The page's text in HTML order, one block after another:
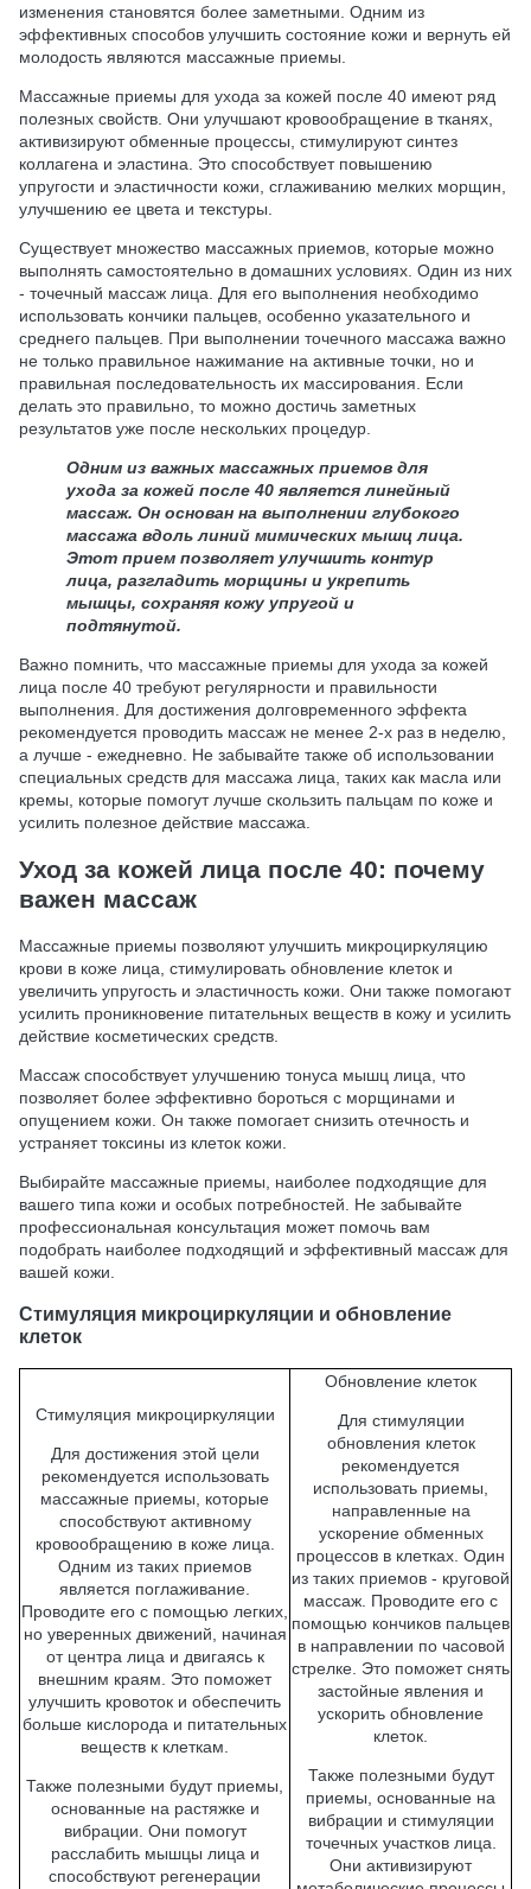
изменения становятся более заметными. Одним из
эффективных способов улучшить состояние кожи и вернуть ей
молодость являются массажные приемы.
Массажные приемы для ухода за кожей после 40 имеют ряд
полезных свойств. Они улучшают кровообращение в тканях,
активизируют обменные процессы, стимулируют синтез
коллагена и эластина. Это способствует повышению
упругости и эластичности кожи, сглаживанию мелких морщин,
улучшению ее цвета и текстуры.
Существует множество массажных приемов, которые можно
выполнять самостоятельно в домашних условиях. Один из них
- точечный массаж лица. Для его выполнения необходимо
использовать кончики пальцев, особенно указательного и
среднего пальцев. При выполнении точечного массажа важно
не только правильное нажимание на активные точки, но и
правильная последовательность их массирования. Если
делать это правильно, то можно достичь заметных
результатов уже после нескольких процедур.
Одним из важных массажных приемов для
ухода за кожей после 40 является линейный
массаж. Он основан на выполнении глубокого
массажа вдоль линий мимических мышц лица.
Этот прием позволяет улучшить контур
лица, разгладить морщины и укрепить
мышцы, сохраняя кожу упругой и
подтянутой.
Важно помнить, что массажные приемы для ухода за кожей
лица после 40 требуют регулярности и правильности
выполнения. Для достижения долговременного эффекта
рекомендуется проводить массаж не менее 2-х раз в неделю,
а лучше - ежедневно. Не забывайте также об использовании
специальных средств для массажа лица, таких как масла или
кремы, которые помогут лучше скользить пальцам по коже и
усилить полезное действие массажа.
Уход за кожей лица после 40: почему
важен массаж
Массажные приемы позволяют улучшить микроциркуляцию
крови в коже лица, стимулировать обновление клеток и
увеличить упругость и эластичность кожи. Они также помогают
усилить проникновение питательных веществ в кожу и усилить
действие косметических средств.
Массаж способствует улучшению тонуса мышц лица, что
позволяет более эффективно бороться с морщинами и
опущением кожи. Он также помогает снизить отечность и
устраняет токсины из клеток кожи.
Выбирайте массажные приемы, наиболее подходящие для
вашего типа кожи и особых потребностей. Не забывайте
профессиональная консультация может помочь вам
подобрать наиболее подходящий и эффективный массаж для
вашей кожи.
Стимуляция микроциркуляции и обновление
клеток
Стимуляция микроциркуляции
Для достижения этой цели
рекомендуется использовать
массажные приемы, которые
способствуют активному
кровообращению в коже лица.
Одним из таких приемов
является поглаживание.
Проводите его с помощью легких,
но уверенных движений, начиная
от центра лица и двигаясь к
внешним краям. Это поможет
улучшить кровоток и обеспечить
больше кислорода и питательных
веществ к клеткам.
Также полезными будут приемы,
основанные на растяжке и
вибрации. Они помогут
расслабить мышцы лица и
способствуют регенерации
Обновление клеток
Для стимуляции
обновления клеток
рекомендуется
использовать приемы,
направленные на
ускорение обменных
процессов в клетках. Один
из таких приемов - круговой
массаж. Проводите его с
помощью кончиков пальцев
в направлении по часовой
стрелке. Это поможет снять
застойные явления и
ускорить обновление
клеток.
Также полезными будут
приемы, основанные на
вибрации и стимуляции
точечных участков лица.
Они активизируют